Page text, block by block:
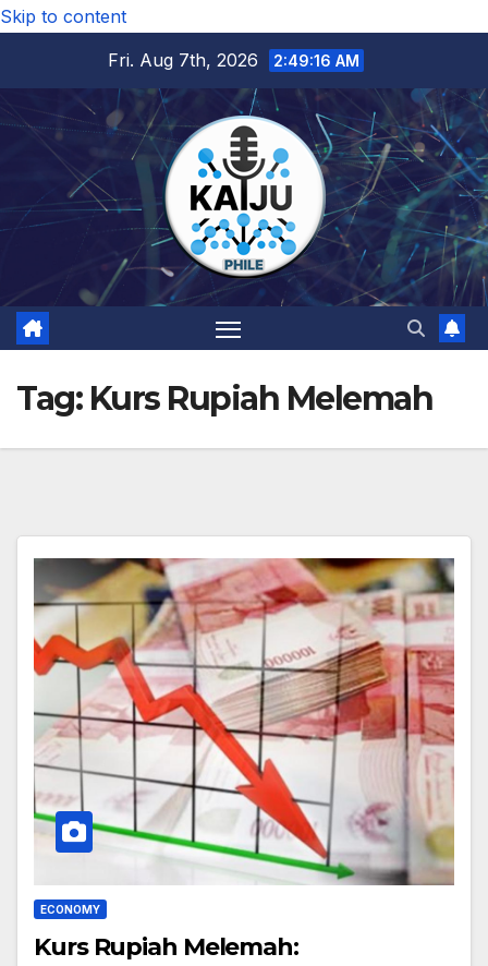
Skip to content
Fri. Aug 7th, 2026
2:49:16 AM
Tag: Kurs Rupiah Melemah
ECONOMY
Kurs Rupiah Melemah: